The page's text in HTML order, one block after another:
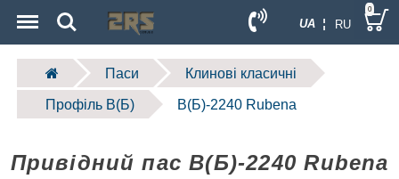
UA ¦ RU
Search 0
Паси Клинові класичні
Профіль B(Б) B(Б)-2240 Rubena
Привідний пас B(Б)-2240 Rubena